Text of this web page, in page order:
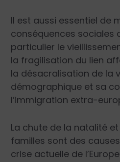
Il est aussi essentiel de
conséquences sociales
particulier le
la fragilisation du lien
la désacralisation de la
démographique et sa
l’immigration extra-
La chute de la natalité
familles sont des
crise actuelle de